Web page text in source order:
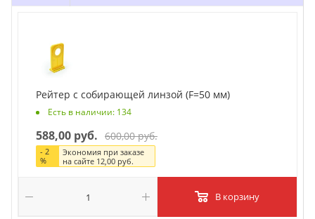
Рейтер с собирающей линзой (F=50 мм)
Есть в наличии: 134
588,00 руб. 600,00 руб.
- 2
%
Экономия при заказе
на сайте 12,00 руб.
В корзину